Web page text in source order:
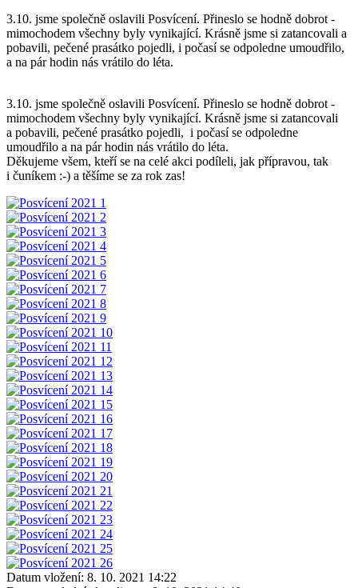
3.10. jsme společně oslavili Posvícení. Přineslo se hodně dobrot -
mimochodem všechny byly vynikající. Krásně jsme si zatancovali a
pobavili, pečené prasátko pojedli, i počasí se odpoledne umoudřilo,
a na pár hodin nás vrátilo do léta.
3.10. jsme společně oslavili Posvícení. Přineslo se hodně dobrot -
mimochodem všechny byly vynikající. Krásně jsme si zatancovali
a pobavili, pečené prasátko pojedli, i počasí se odpoledne
umoudřilo a na pár hodin nás vrátilo do léta.
Děkujeme všem, kteří se na celé akci podíleli, jak přípravou, tak
i čuníkem :-) a těšíme se za rok zas!
Datum vložení: 8. 10. 2021 14:22